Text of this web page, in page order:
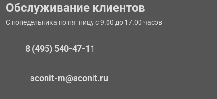
Обслуживание клиентов
С понедельника по пятницу с 9.00 до 17.00 часов
8 (495) 540-47-11
aconit-m@aconit.ru